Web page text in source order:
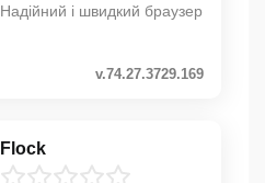
Надійний і швидкий браузер
v.74.27.3729.169
Flock